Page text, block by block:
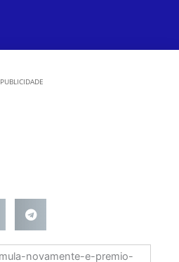
PUBLICIDADE